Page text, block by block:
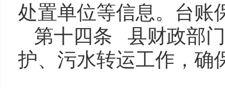
处置单位等信息。台账
第十四条 县财政部
护、污水转运工作，确